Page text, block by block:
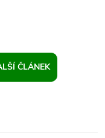
ČLÁNEK